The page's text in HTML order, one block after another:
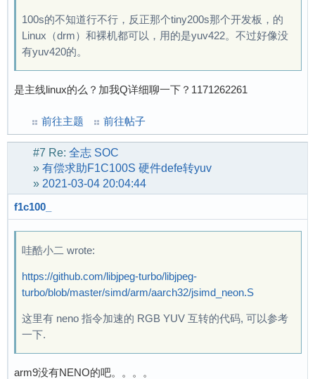
100s的不知道行不行，反正那个tiny200s那个开发板，的
Linux（drm）和裸机都可以，用的是yuv422。不过好像没
有yuv420的。
是主线linux的么？加我Q详细聊一下？1171262261
前往主题 前往帖子
#7 Re: 全志 SOC
» 有偿求助F1C100S 硬件defe转yuv
» 2021-03-04 20:04:44
f1c100_
哇酷小二 wrote:
https://github.com/libjpeg-turbo/libjpeg-
turbo/blob/master/simd/arm/aarch32/jsimd_neon.S
这里有 neno 指令加速的 RGB YUV 互转的代码, 可以参考
一下.
arm9没有NENO的吧。。。。